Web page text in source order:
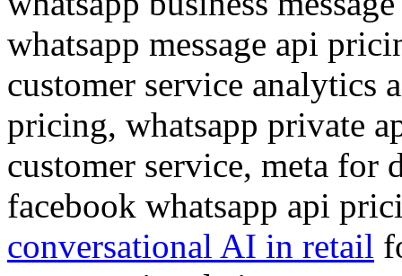
whatsapp message api
customer service analytics
pricing, whatsapp private
customer service, meta for
facebook whatsapp api
conversational AI in retail